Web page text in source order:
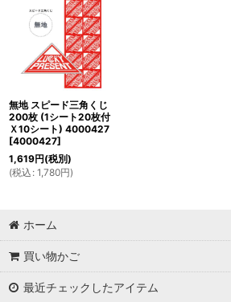
無地 スピード三角くじ
200枚 (1シート20枚付
Ｘ10シート) 4000427
[4000427]
1,619円(税別)
(税込 : 1,780円)
ホーム
買い物かご
最近チェックしたアイテム